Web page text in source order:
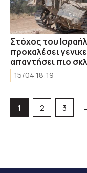
Στόχος του
προκαλέσει
απαντήσει πιο
15/04 18:19
Σελίδα
1 Σελίδα
2 Σελίδα
3